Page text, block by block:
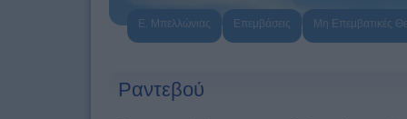
Ε. Μπελλώνιας Επεμβάσεις Μη Επεμβατικές
Ραντεβού